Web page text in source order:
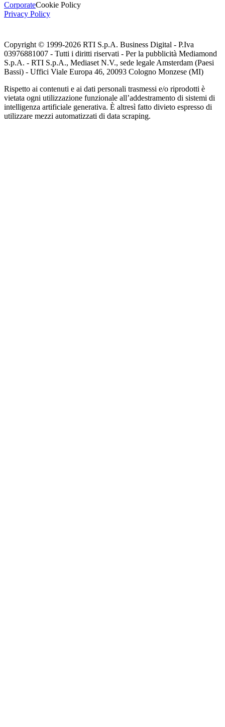
CorporateCookie Policy
Privacy Policy
Copyright © 1999-2026 RTI S.p.A. Business Digital - P.Iva
03976881007 - Tutti i diritti riservati - Per la pubblicità Mediamond
S.p.A. - RTI S.p.A., Mediaset N.V., sede legale Amsterdam (Paesi
Bassi) - Uffici Viale Europa 46, 20093 Cologno Monzese (MI)
Rispetto ai contenuti e ai dati personali trasmessi e/o riprodotti è
vietata ogni utilizzazione funzionale all’addestramento di sistemi di
intelligenza artificiale generativa. È altresì fatto divieto espresso di
utilizzare mezzi automatizzati di data scraping.